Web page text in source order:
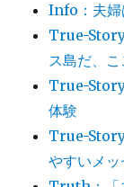
Info：夫婦
True-Story
ス島だ、こ
True-Story
体験
True-Story
やすいメッ